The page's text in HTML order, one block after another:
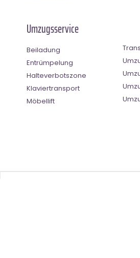
Umzugsservice
Beiladung
Entrümpelung
Halteverbotszone
Klaviertransport
Möbellift